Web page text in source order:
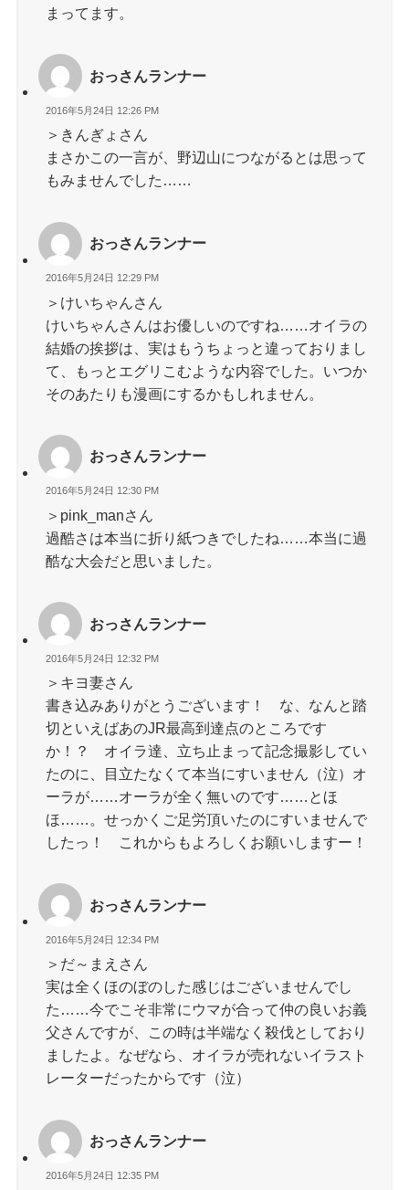
まってます。
おっさんランナー
2016年5月24日 12:26 PM
＞きんぎょさん
まさかこの一言が、野辺山につながるとは思って
もみませんでした……
おっさんランナー
2016年5月24日 12:29 PM
＞けいちゃんさん
けいちゃんさんはお優しいのですね……オイラの
結婚の挨拶は、実はもうちょっと違っておりまし
て、もっとエグリこむような内容でした。いつか
そのあたりも漫画にするかもしれません。
おっさんランナー
2016年5月24日 12:30 PM
＞pink_manさん
過酷さは本当に折り紙つきでしたね……本当に過
酷な大会だと思いました。
おっさんランナー
2016年5月24日 12:32 PM
＞キヨ妻さん
書き込みありがとうございます！ な、なんと踏
切といえばあのJR最高到達点のところです
か！？ オイラ達、立ち止まって記念撮影してい
たのに、目立たなくて本当にすいません（泣）オ
ーラが……オーラが全く無いのです……とほ
ほ……。せっかくご足労頂いたのにすいませんで
したっ！ これからもよろしくお願いしますー！
おっさんランナー
2016年5月24日 12:34 PM
＞だ～まえさん
実は全くほのぼのした感じはございませんでし
た……今でこそ非常にウマが合って仲の良いお義
父さんですが、この時は半端なく殺伐としており
ましたよ。なぜなら、オイラが売れないイラスト
レーターだったからです（泣）
おっさんランナー
2016年5月24日 12:35 PM